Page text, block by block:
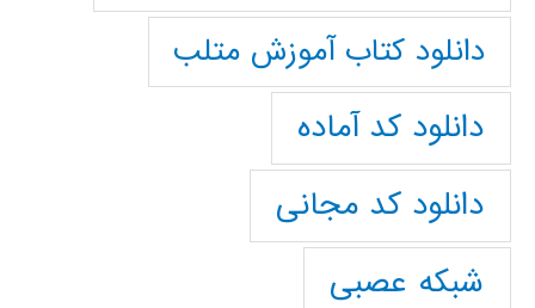
دانلود کتاب آموزش متلب
دانلود کد آماده
دانلود کد مجانی
شبکه عصبی